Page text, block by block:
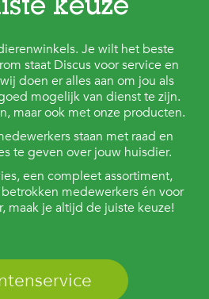
keuze
Je wilt het beste
staat Discus voor service en
doen er alles aan om jou als
mogelijk van dienst te zijn.
maar ook met onze producten.
staan met raad en
te geven over jouw huisdier.
een compleet assortiment,
medewerkers én voor
maak je altijd de juiste keuze!